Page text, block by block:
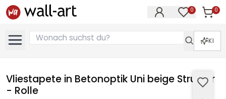
0 0
KI
Vliestapete in Betonoptik Uni beige Struktur
- Rolle